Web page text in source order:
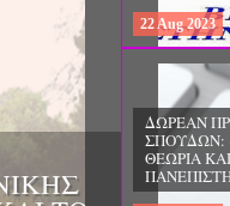
22Aug 2023
ΔΩΡΕΑΝ
ΣΠΟΥΔΩΝ: